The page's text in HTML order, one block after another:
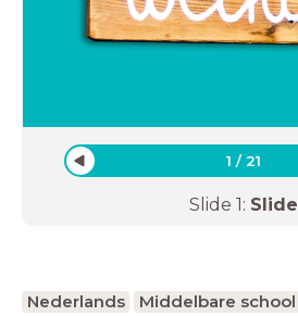
1 /21
Slide 1: Slide
Nederlands Middelbare school